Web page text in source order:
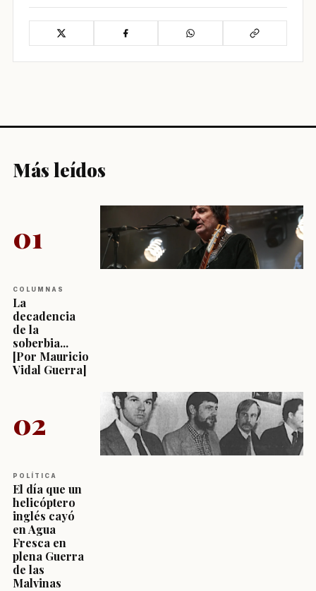
Más leídos
01
COLUMNAS
La
decadencia
de la
soberbia...
[Por Mauricio
Vidal Guerra]
02
POLÍTICA
El día que un
helicóptero
inglés cayó
en Agua
Fresca en
plena Guerra
de las
Malvinas